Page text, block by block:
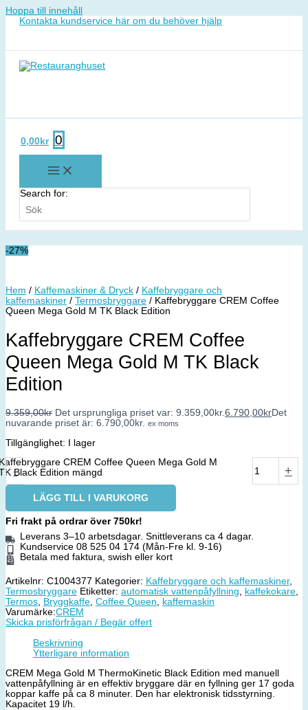
Hoppa till innehåll
Kontakta kundservice här om du behöver hjälp
0,00 kr 0
Search for:
-27%
Hem / Kaffemaskiner & Dryck / Kaffebryggare och
kaffemaskiner / Termosbryggare / Kaffebryggare CREM Coffee
Queen Mega Gold M TK Black Edition
Kaffebryggare CREM Coffee
Queen Mega Gold M TK Black
Edition
9.359,00kr Det ursprungliga priset var: 9.359,00kr. 6.790,00krDet
nuvarande priset är: 6.790,00kr. ex moms
Tillgänglighet: I lager
-
CREM Coffee Queen Mega Gold M
Black Edition mängd
+
LÄGG TILL I VARUKORG
Fri frakt på ordrar över 750kr!
Leverans 3–10 arbetsdagar. Snittleverans ca 4 dagar.
Kundservice 08 525 04 174 (Mån-Fre kl. 9-16)
Betala med faktura, swish eller kort
Artikelnr: C1004377 Kategorier: Kaffebryggare och kaffemaskiner,
Termosbryggare Etiketter: automatisk vattenpåfyllning, kaffekokare,
Termos, Bryggkaffe, Coffee Queen, kaffemaskin
Varumärke:CREM
Skicka prisförfrågan / Begär offert
Beskrivning
Ytterligare information
CREM Mega Gold M ThermoKinetic Black Edition med manuell
vattenpåfyllning är en effektiv bryggare där en fyllning ger 17 goda
koppar kaffe på ca 8 minuter. Den har elektronisk tidsstyrning.
Kapacitet 19 l/h.